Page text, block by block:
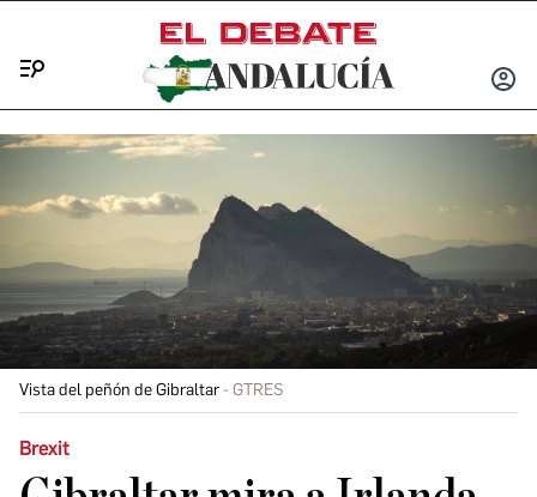
INICIAR
Vista del peñón de Gibraltar GTRES
Brexit